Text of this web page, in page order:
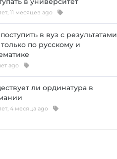
11 месяцев ago
в вуз с результатами
по русскому и
ago
ли ординатура в
4 месяца ago